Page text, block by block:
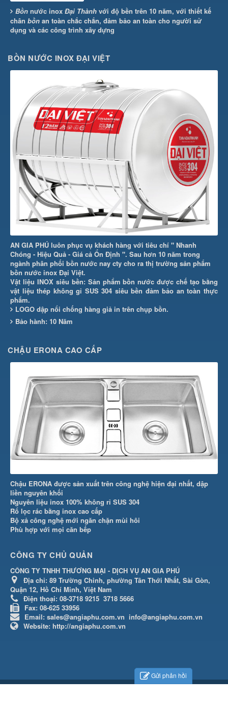
Bồn nước inox Đại Thành với độ bền trên 10 năm, với thiết kế
chân bồn an toàn chắc chắn, đảm bảo an toàn cho người sử
dụng và các công trình xây dựng
BỒN NƯỚC INOX ĐẠI VIỆT
AN GIA PHÚ luôn phục vụ khách hàng với tiêu chí " Nhanh
Chóng - Hiệu Quả - Giá cả Ổn Định ". Sau hơn 10 năm trong
ngành phân phối bồn nước nay cty cho ra thị trường sản phẩm
bồn nước inox Đại Việt.
Vật liệu INOX siêu bền: Sản phẩm bồn nước được chế tạo bằng
vật liệu thép không gỉ SUS 304 siêu bền đảm bảo an toàn thực
phẩm.
LOGO dập nổi chống hàng giả in trên chụp bồn.
Bảo hành: 10 Năm
CHẬU ERONA CAO CẤP
Chậu ERONA được sản xuất trên công nghệ hiện đại nhất, dập
liền nguyên khối
Nguyên liệu inox 100% không rỉ SUS 304
Rổ lọc rác bằng inox cao cấp
Bộ xả công nghệ mới ngăn chặn mùi hôi
Phù hợp với mọi căn bếp
CÔNG TY CHỦ QUẢN
CÔNG TY TNHH THƯƠNG MẠI - DỊCH VỤ AN GIA PHÚ
Địa chỉ: 89 Trường Chinh, phường Tân Thới Nhất, Sài Gòn,
Quận 12, Hồ Chí Minh, Việt Nam
Điện thoại: 08-3718 9215 3718 5666
Fax: 08-625 33956
Email: sales@angiaphu.com.vn info@angiaphu.com.vn
Website: http://angiaphu.com.vn
Gửi phản hồi